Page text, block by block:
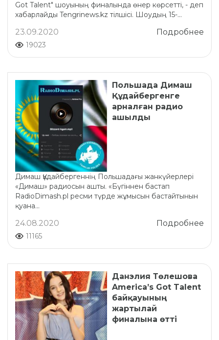
Got Talent" шоуының финалында өнер көрсетті, - деп
хабарлайды Tengrinews.kz тілшісі. Шоудың 15-...
Подробнее
23.09.2020
19023
Польшада Димаш
Құдайбергенге
арналған радио
ашылды
Димаш Құдайбергеннің Польшадағы жанкүйерлері
«Димаш» радиосын ашты. «Бүгіннен бастап
RadioDimash.pl ресми түрде жұмысын бастайтынын
қуана...
Подробнее
24.08.2020
11165
Данэлия Төлешова
America’s Got Talent
байқауының
жартылай
финалына өтті